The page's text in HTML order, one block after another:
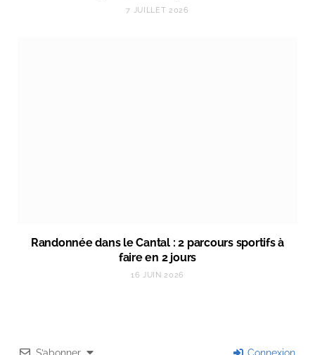
7 JUILLET 2026
Randonnée dans le Cantal : 2 parcours sportifs à
faire en 2 jours
16 JUIN 2026